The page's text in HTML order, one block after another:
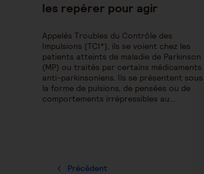
les repérer pour agir
Appelés Troubles du Contrôle des
Impulsions (TCI*), ils se voient chez les
patients atteints de maladie de Parkinson
(MP) ou traités par certains médicaments
anti-parkinsoniens. Ils se présentent sous
la forme de pulsions, de pensées ou de
comportements irrépressibles au…
Précédent